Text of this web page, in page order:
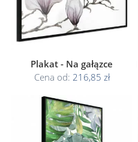
Plakat - Na gałązce
Cena od: 216,85 zł